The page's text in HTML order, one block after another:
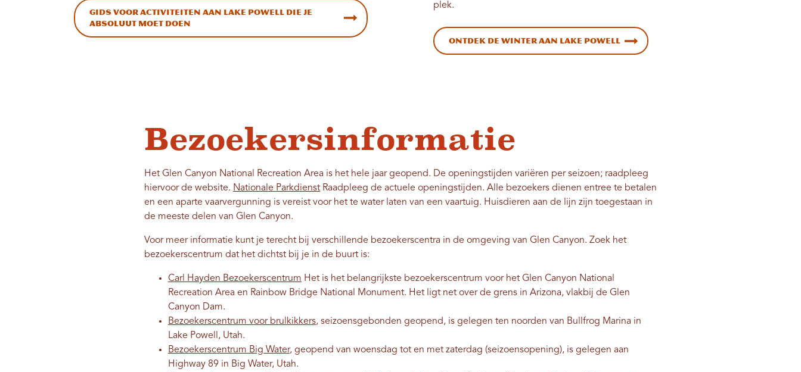
Gids voor activiteiten aan Lake Powell die je
absoluut moet doen
plek.
Ontdek de winter aan Lake Powell
Bezoekersinformatie
Het Glen Canyon National Recreation Area is het hele jaar geopend. De openingstijden variëren per seizoen; raadpleeg
hiervoor de website. Nationale ParkdienstRaadpleeg de actuele openingstijden. Alle bezoekers dienen entree te betalen
en een aparte vaarvergunning is vereist voor het te water laten van een vaartuig. Huisdieren aan de lijn zijn toegestaan ​​in
de meeste delen van Glen Canyon.
Voor meer informatie kunt je terecht bij verschillende bezoekerscentra in de omgeving van Glen Canyon. Zoek het
bezoekerscentrum dat het dichtst bij je in de buurt is:
Carl Hayden Bezoekerscentrum Het is het belangrijkste bezoekerscentrum voor het Glen Canyon National
Recreation Area en Rainbow Bridge National Monument. Het ligt net over de grens in Arizona, vlakbij de Glen
Canyon Dam.
Bezoekerscentrum voor brulkikkers, seizoensgebonden geopend, is gelegen ten noorden van Bullfrog Marina in
Lake Powell, Utah.
Bezoekerscentrum Big Water, geopend van woensdag tot en met zaterdag (seizoensopening), is gelegen aan
Highway 89 in Big Water, Utah.